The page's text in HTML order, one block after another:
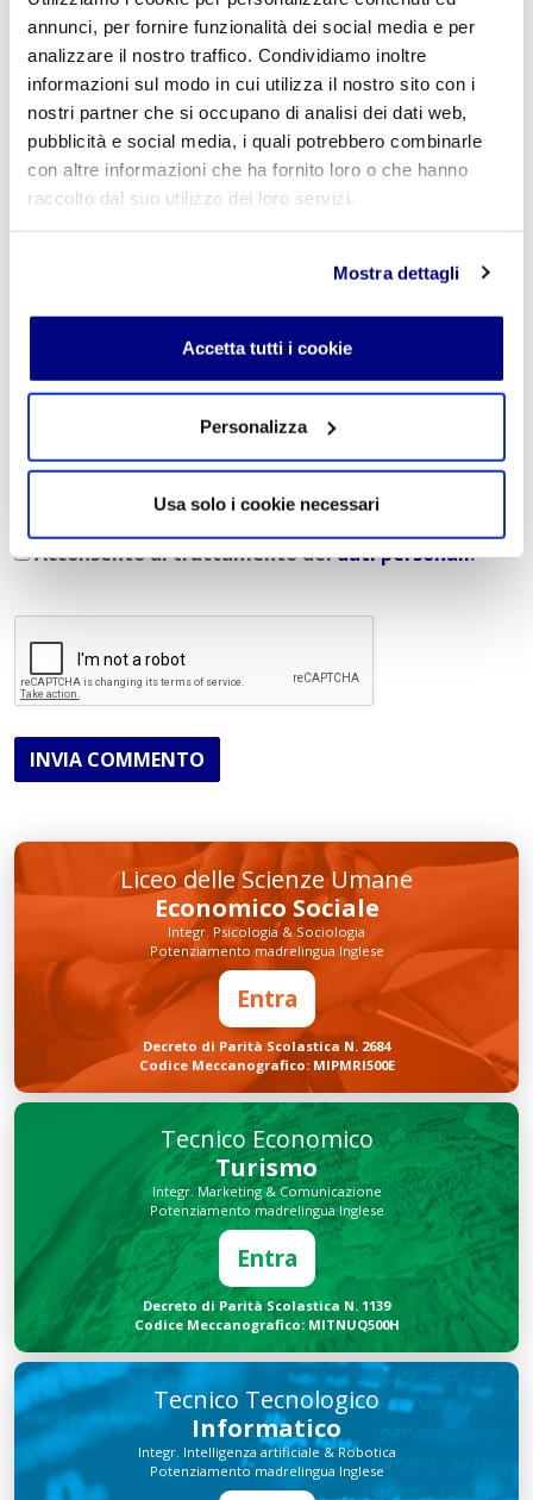
annunci, per fornire funzionalità dei social media e per
analizzare il nostro traffico. Condividiamo inoltre
informazioni sul modo in cui utilizza il nostro sito con i
nostri partner che si occupano di analisi dei dati web,
pubblicità e social media, i quali potrebbero combinarle
con altre informazioni che ha fornito loro o che hanno
raccolto dal suo utilizzo dei loro servizi.
Mostra dettagli
Accetta tutti i cookie
Personalizza
Usa solo i cookie necessari
Lascia un commento
L'indirizzo email non verrà pubblicato. I campi
obbligatori sono contrassegnati con*
Nome*
Commento*
Acconsento al trattamento deidati personali.*
INVIA COMMENTO
Liceo delle Scienze Umane
Economico Sociale
Integr. Psicologia & Sociologia
Potenziamento madrelingua Inglese
Entra
Decreto di Parità Scolastica N. 2684
Codice Meccanografico: MIPMRI500E
Tecnico Economico
Turismo
Integr. Marketing & Comunicazione
Potenziamento madrelingua Inglese
Entra
Decreto di Parità Scolastica N. 1139
Codice Meccanografico: MITNUQ500H
Tecnico Tecnologico
Informatico
Integr. Intelligenza artificiale & Robotica
Potenziamento madrelingua Inglese